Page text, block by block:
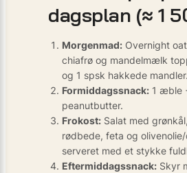
dagsplan (≈ 1
Morgenmad: Overnight
chiafrø og mandelmælk
og 1 spsk hakkede mandler.
Formiddagssnack: 1 æble
peanutbutter.
Frokost: Salat med
rødbede, feta og
serveret med et stykke
Eftermiddagssnack: Skyr